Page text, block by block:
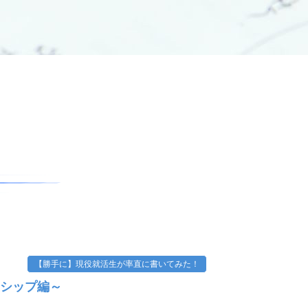
【勝手に】現役就活生が率直に書いてみた！
ップ編～